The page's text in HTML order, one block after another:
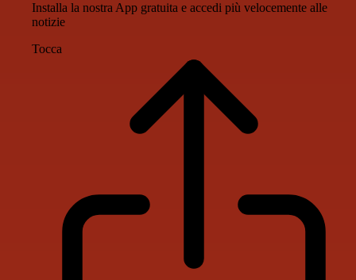
Installa la nostra App gratuita e accedi più velocemente alle
notizie
Tocca